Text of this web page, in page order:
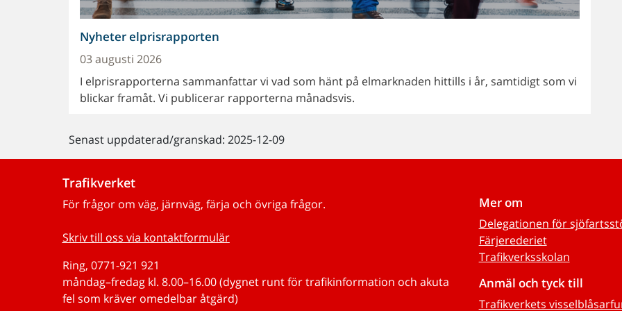
Nyheter elprisrapporten
03 augusti 2026
I elprisrapporterna sammanfattar vi vad som hänt på elmarknaden hittills i år, samtidigt som vi
blickar framåt. Vi publicerar rapporterna månadsvis.
Senast uppdaterad/granskad: 2025-12-09
Trafikverket
För frågor om väg, järnväg, färja och övriga frågor.
Skriv till oss via kontaktformulär
Ring, 0771-921 921
måndag–fredag kl. 8.00–16.00 (dygnet runt för trafikinformation och akuta
fel som kräver omedelbar åtgärd)
Mer om
Delegationen för
Färjerederiet
Trafikverksskolan
Anmäl och tyck till
Trafikverkets